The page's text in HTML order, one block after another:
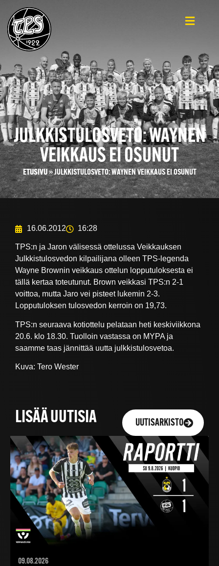
JULKKISTULOSVETO: WAYNEN
VEIKKAUS EI OSUNUT
ETUSIVU»JULKKISTULOSVETO: WAYNEN VEIKKAUS EI OSUNUT
16.06.2012 16:28
TPS:n ja Jaron välisessä ottelussa Veikkauksen
Julkkistulosvedon kilpailijana olleen TPS-legenda
Wayne Brownin veikkaus ottelun lopputuloksesta ei
tällä kertaa toteutunut. Brown veikkasi TPS:n 2-1
voittoa, mutta Jaro vei pisteet lukemin 2-3.
Lopputuloksen tulosvedon kerroin on 19,73.
TPS:n seuraava kotiottelu pelataan heti keskiviikkona
20.6. klo 18.30. Tuolloin vastassa on MYPA ja
saamme taas jännittää uutta julkkistulosvetoa.
Kuva: Tero Wester
LISÄÄ UUTISIA UUTISARKISTO
09.08.2026